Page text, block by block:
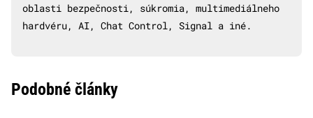
oblasti bezpečnosti, súkromia, multimediálneho
hardvéru, AI, Chat Control, Signal a iné.
Podobné články